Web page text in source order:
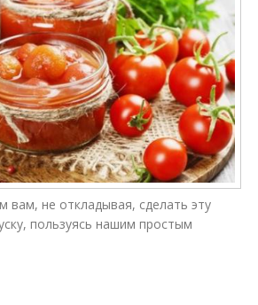
вам, не откладывая, сделать эту
пользуясь нашим простым